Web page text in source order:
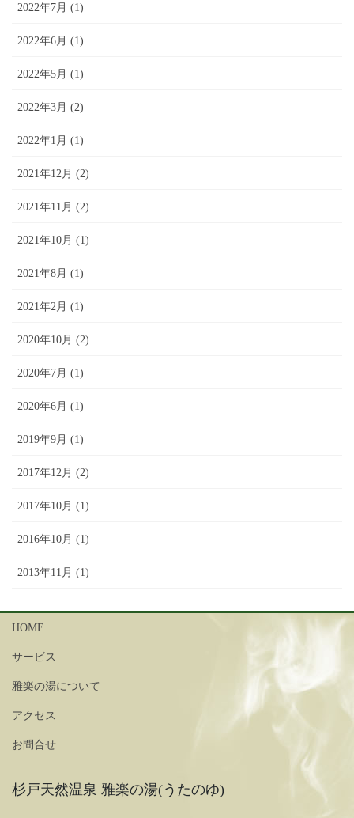
2022年7月 (1)
2022年6月 (1)
2022年5月 (1)
2022年3月 (2)
2022年1月 (1)
2021年12月 (2)
2021年11月 (2)
2021年10月 (1)
2021年8月 (1)
2021年2月 (1)
2020年10月 (2)
2020年7月 (1)
2020年6月 (1)
2019年9月 (1)
2017年12月 (2)
2017年10月 (1)
2016年10月 (1)
2013年11月 (1)
HOME
サービス
雅楽の湯について
アクセス
お問合せ
杉戸天然温泉 雅楽の湯(うたのゆ)